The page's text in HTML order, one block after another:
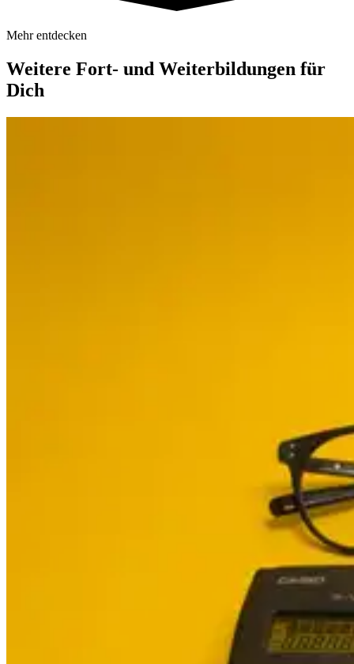
Mehr entdecken
Weitere Fort- und Weiterbildungen für
Dich